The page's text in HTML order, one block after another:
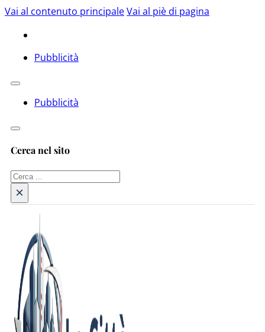
Vai al contenuto principaleVai al piè di pagina
Pubblicità
Pubblicità
Cerca nel sito
Cerca
×